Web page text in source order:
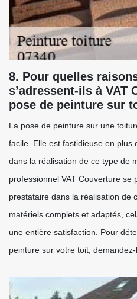
8. Pour quelles
s’adressent-ils à VAT
pose de peinture sur
La pose de peinture sur une
facile. Elle est fastidieuse en plus
dans la réalisation de ce type de
professionnel VAT Couverture se
prestataire dans la réalisation de
matériels complets et adaptés,
une entière satisfaction. Pour
peinture sur votre toit, demandez-